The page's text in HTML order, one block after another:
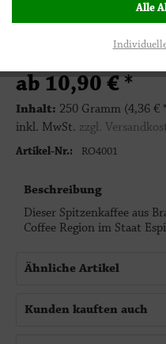
ab 10,90 € *
Inhalt: 250 Gramm (4,36 €
inkl. MwSt. zzgl.
Artikel-Nr.: RO4001
Beschreibung
Dieser Spitzenkaffee aus
Coffee Region im Staat
Ähnliche Artikel
Kunden kauften auch
Alle